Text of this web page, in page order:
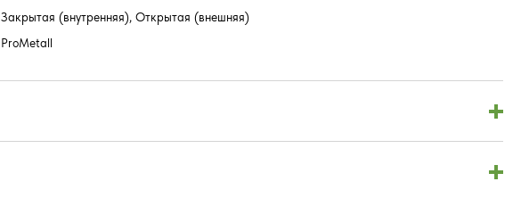
Закрытая (внутренняя), Открытая (внешняя)
ProMetall